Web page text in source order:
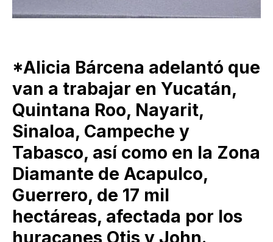
*Alicia Bárcena adelantó que
van a trabajar en Yucatán,
Quintana Roo, Nayarit,
Sinaloa, Campeche y
Tabasco, así como en la Zona
Diamante de Acapulco,
Guerrero, de 17 mil
hectáreas, afectada por los
huracanes Otis y John.